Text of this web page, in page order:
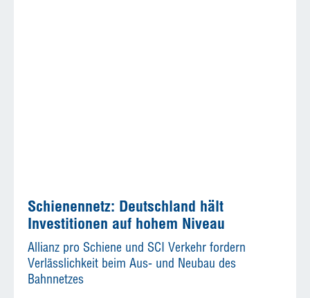
Schienennetz: Deutschland hält
Investitionen auf hohem Niveau
Allianz pro Schiene und SCI Verkehr fordern
Verlässlichkeit beim Aus- und Neubau des
Bahnnetzes